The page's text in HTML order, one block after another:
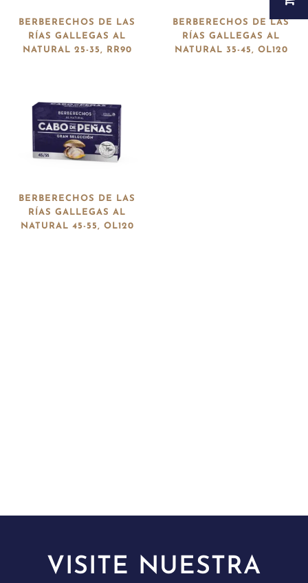
BERBERECHOS DE LAS
RÍAS GALLEGAS AL
NATURAL 25-35, RR90
BERBERECHOS DE LAS
RÍAS GALLEGAS AL
NATURAL 35-45, OL120
BERBERECHOS DE LAS
RÍAS GALLEGAS AL
NATURAL 45-55, OL120
VISITE NUESTRA